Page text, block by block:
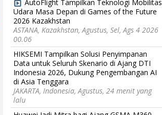
AutoFlight Tampilkan Teknologi Mobilitas
Udara Masa Depan di Games of the Future
2026 Kazakhstan
ASTANA, Kazakhstan, Agustus, Sel, Ags 4 2026
00.06
HIKSEMI Tampilkan Solusi Penyimpanan
Data untuk Seluruh Skenario di Ajang DTI
Indonesia 2026, Dukung Pengembangan AI
di Asia Tenggara
JAKARTA, Indonesia, Agustus, 24 menit yang
lalu